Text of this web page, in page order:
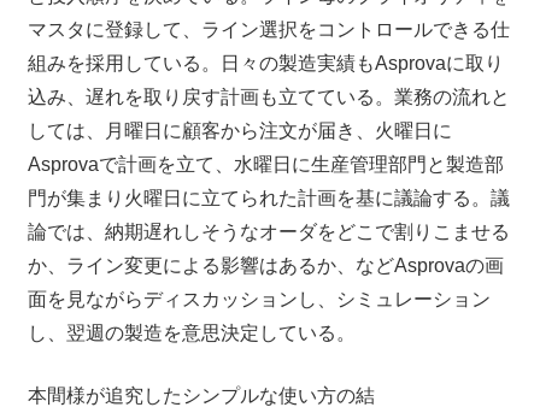
マスタに登録して、ライン選択をコントロールできる仕
組みを採用している。日々の製造実績もAsprovaに取り
込み、遅れを取り戻す計画も立てている。業務の流れと
しては、月曜日に顧客から注文が届き、火曜日に
Asprovaで計画を立て、水曜日に生産管理部門と製造部
門が集まり火曜日に立てられた計画を基に議論する。議
論では、納期遅れしそうなオーダをどこで割りこませる
か、ライン変更による影響はあるか、などAsprovaの画
面を見ながらディスカッションし、シミュレーション
し、翌週の製造を意思決定している。
本間様が追究したシンプルな使い方の結